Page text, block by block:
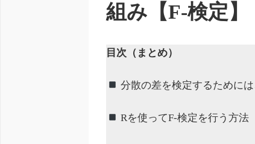
組み【F-検定】
目次（まとめ）
分散の差を検定するために
Rを使ってF-検定を行う方法